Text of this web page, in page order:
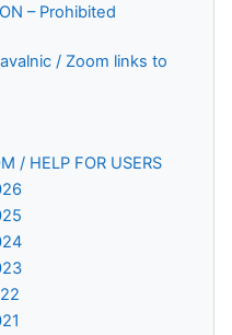
– Prohibited
/ Zoom links to
/ HELP FOR USERS